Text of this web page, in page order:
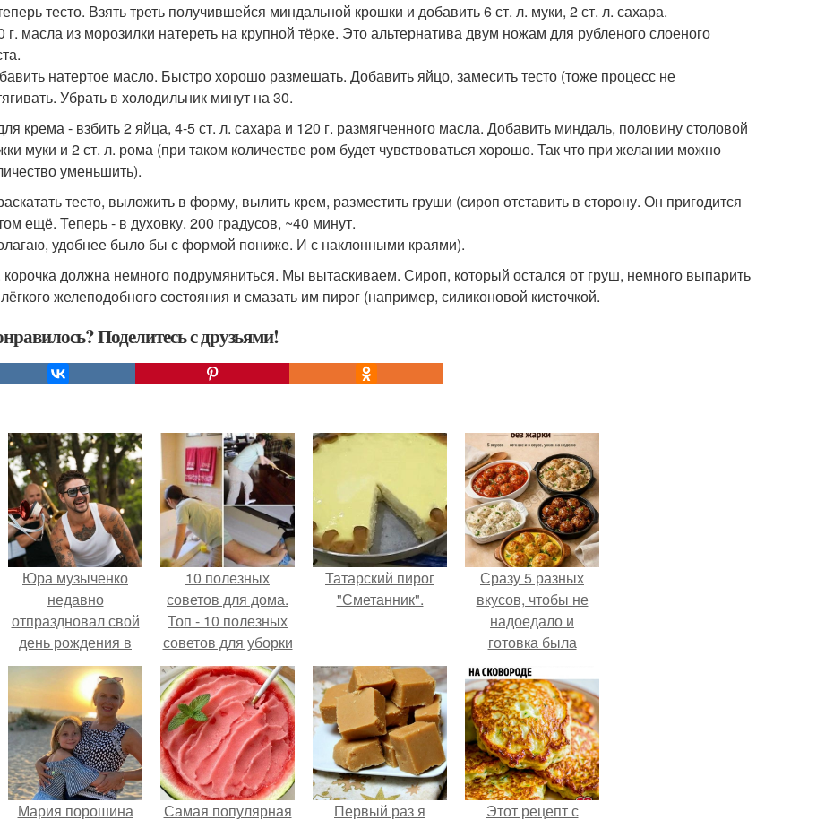
тесто. Взять треть получившейся миндальной крошки и добавить 6 ст. л. муки, 2 ст. л. сахара.
г. масла из морозилки натереть на крупной тёрке. Это альтернатива двум ножам для рубленого слоеного
натертое масло. Быстро хорошо размешать. Добавить яйцо, замесить тесто (тоже процесс не
Убрать в холодильник минут на 30.
крема - взбить 2 яйца, 4-5 ст. л. сахара и 120 г. размягченного масла. Добавить миндаль, половину столовой
муки и 2 ст. л. рома (при таком количестве ром будет чувствоваться хорошо. Так что при желании можно
уменьшить).
тесто, выложить в форму, вылить крем, разместить груши (сироп отставить в сторону. Он пригодится
ещё. Теперь - в духовку. 200 градусов, ~40 минут.
удобнее было бы с формой пониже. И с наклонными краями).
корочка должна немного подрумяниться. Мы вытаскиваем. Сироп, который остался от груш, немного выпарить
желеподобного состояния и смазать им пирог (например, силиконовой кисточкой.
Поделитесь с друзьями!
Юра музыченко
недавно
отпраздновал свой
день рождения в
кругу самых
близких и родных
людей.
10 полезных
советов для дома.
Топ - 10 полезных
советов для уборки
дома.
Татарский пирог
"Сметанник".
Сразу 5 разных
вкусов, чтобы не
надоедало и
готовка была
проще.
Мария порошина Самая популярная Первый раз я Этот рецепт с